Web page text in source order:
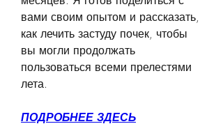
вами своим опытом и рассказать,
как лечить застуду почек, чтобы
вы могли продолжать
пользоваться всеми прелестями
лета.
ПОДРОБНЕЕ ЗДЕСЬ